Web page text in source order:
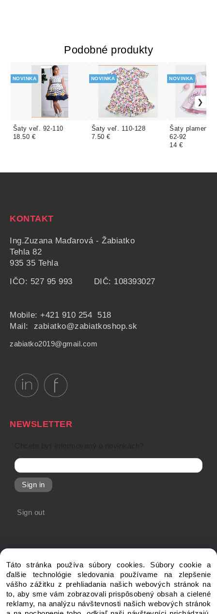
Podobné produkty
Šaty veľ. 92-110
NOVINKA
18.50 €
Šaty veľ. 110-128
NOVINKA
7.50 €
Šaty
62-92
NOVINKA
14 €
KONTAKT
Ing.Zuzana Maďarová - Žabiatko
Tehla 82
935 35 Tehla
IČO: 527 95 993 DIČ: 108393027
Mobile: +421 910 254 518
Mail: zabiatko@zabiatkoshop.sk
zabiatko2019@gmail.com
NEWSLETTER
Sign in
Sign out
Copyright © 20xx My-Shop.com, All rights reserved
Táto stránka používa súbory cookies. Súbory cookie a
ďalšie technológie sledovania používame na zlepšenie
vášho zážitku z prehliadania našich webových stránok na
to, aby sme vám zobrazovali prispôsobený obsah a cielené
reklamy, na analýzu návštevnosti našich webových stránok